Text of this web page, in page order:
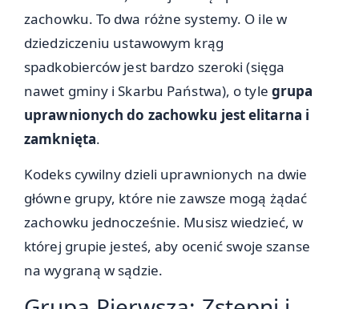
zachowku. To dwa różne systemy. O ile w
dziedziczeniu ustawowym krąg
spadkobierców jest bardzo szeroki (sięga
nawet gminy i Skarbu Państwa), o tyle grupa
uprawnionych do zachowku jest elitarna i
zamknięta.
Kodeks cywilny dzieli uprawnionych na dwie
główne grupy, które nie zawsze mogą żądać
zachowku jednocześnie. Musisz wiedzieć, w
której grupie jesteś, aby ocenić swoje szanse
na wygraną w sądzie.